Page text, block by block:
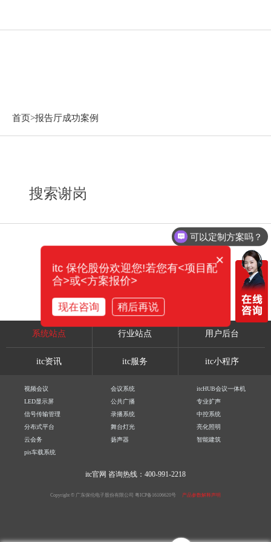
首页>报告厅成功案例
搜索谢岗
系统站点 行业站点 用户后台
itc资讯 itc服务 itc小程序
视频会议 会议系统
itcHUB会议一体机
LED显示屏
公共广播
专业扩声
信号传输管理
录播系统
中控系统
分布式平台
舞台灯光
亮化照明
云会务
扬声器
智能建筑
pis车载系统
itc官网 咨询热线：400-991-2218
Copyright © 广东保伦电子股份有限公司 粤ICP备16106620号 产品参数解释声明
可以定制方案吗？
×
itc 保伦股份欢迎您!若您有<项目配
合>或<方案报价>
现在咨询 稍后再说